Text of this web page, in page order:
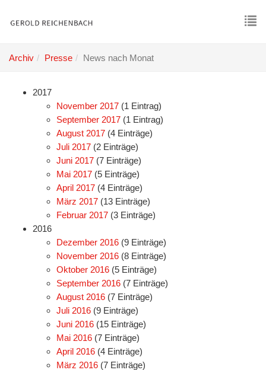
Archiv Presse News nach Monat
2017
November 2017 (1 Eintrag)
September 2017 (1 Eintrag)
August 2017 (4 Einträge)
Juli 2017 (2 Einträge)
Juni 2017 (7 Einträge)
Mai 2017 (5 Einträge)
April 2017 (4 Einträge)
März 2017 (13 Einträge)
Februar 2017 (3 Einträge)
2016
Dezember 2016 (9 Einträge)
November 2016 (8 Einträge)
Oktober 2016 (5 Einträge)
September 2016 (7 Einträge)
August 2016 (7 Einträge)
Juli 2016 (9 Einträge)
Juni 2016 (15 Einträge)
Mai 2016 (7 Einträge)
April 2016 (4 Einträge)
März 2016 (7 Einträge)